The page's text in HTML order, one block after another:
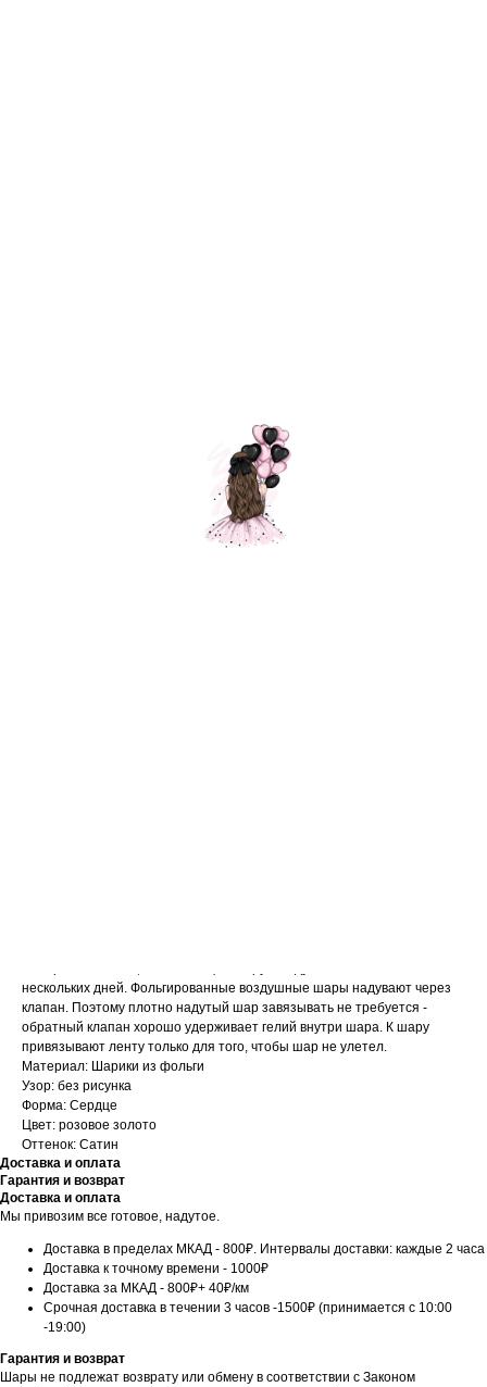
нескольких дней. Фольгированные воздушные шары надувают через
клапан. Поэтому плотно надутый шар завязывать не требуется -
обратный клапан хорошо удерживает гелий внутри шара. К шару
привязывают ленту только для того, чтобы шар не улетел.
Материал: Шарики из фольги
Узор: без рисунка
Форма: Сердце
Цвет: розовое золото
Оттенок: Сатин
Доставка и оплата
Гарантия и возврат
Доставка и оплата
Мы привозим все готовое, надутое.
Доставка в пределах МКАД - 800₽. Интервалы доставки: каждые 2 часа
Доставка к точному времени - 1000₽
Доставка за МКАД - 800₽+ 40₽/км
Срочная доставка в течении 3 часов -1500₽ (принимается с 10:00
-19:00)
Гарантия и возврат
Шары не подлежат возврату или обмену в соответствии с Законом